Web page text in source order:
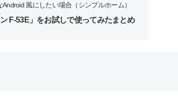
風にしたい場合（シンプルホーム）
F-53E」をお試しで使ってみたまとめ